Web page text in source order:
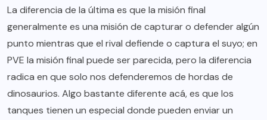
La diferencia de la última es que la misión final
generalmente es una misión de capturar o defender algún
punto mientras que el rival defiende o captura el suyo; en
PVE la misión final puede ser parecida, pero la diferencia
radica en que solo nos defenderemos de hordas de
dinosaurios. Algo bastante diferente acá, es que los
tanques tienen un especial donde pueden enviar un